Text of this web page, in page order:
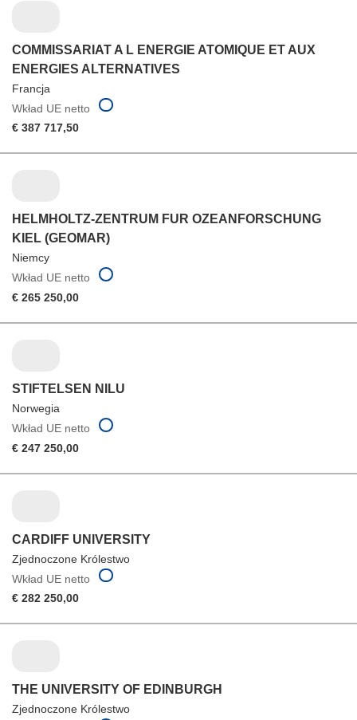
COMMISSARIAT A L ENERGIE ATOMIQUE ET AUX
ENERGIES ALTERNATIVES
Francja
Wkład UE netto
€ 387 717,50
HELMHOLTZ-ZENTRUM FUR OZEANFORSCHUNG
KIEL (GEOMAR)
Niemcy
Wkład UE netto
€ 265 250,00
STIFTELSEN NILU
Norwegia
Wkład UE netto
€ 247 250,00
CARDIFF UNIVERSITY
Zjednoczone Królestwo
Wkład UE netto
€ 282 250,00
THE UNIVERSITY OF EDINBURGH
Zjednoczone Królestwo